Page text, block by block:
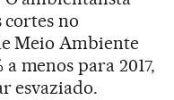
cortes no
Meio Ambiente
menos para 2017,
esvaziado.